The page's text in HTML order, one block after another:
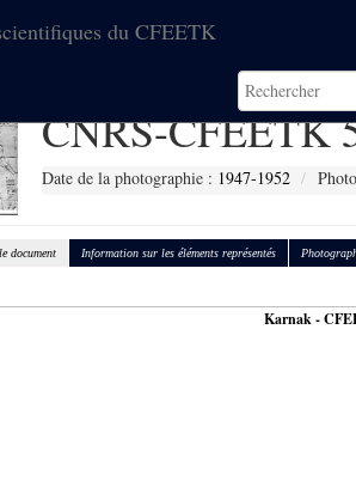
du CFEETK
CNRS-CFEETK
Date de la photographie : 1947-1952
document Information sur les éléments représentés